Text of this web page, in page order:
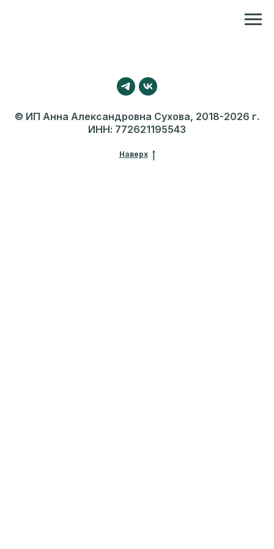
© ИП Анна Александровна Сухова, 2018-2026 г.
ИНН: 772621195543
Наверх